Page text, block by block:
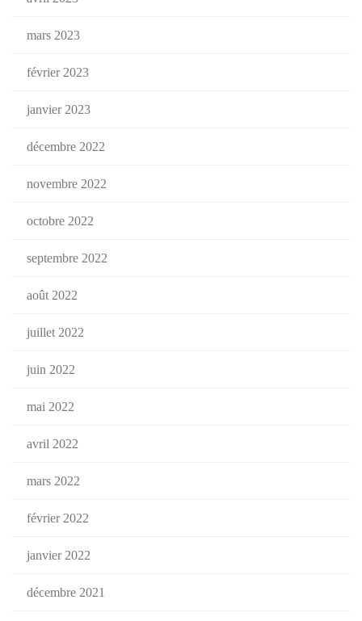
mars 2023
février 2023
janvier 2023
décembre 2022
novembre 2022
octobre 2022
septembre 2022
août 2022
juillet 2022
juin 2022
mai 2022
avril 2022
mars 2022
février 2022
janvier 2022
décembre 2021